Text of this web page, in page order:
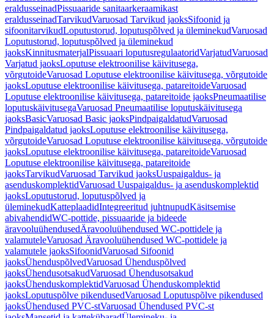
eraldusseinadPissuaaride sanitaarkeraamikast
eraldusseinadTarvikudVaruosad Tarvikud jaoksSifoonid ja
sifoonitarvikudLoputustorud, loputuspõlved ja üleminekudVaruosad
Loputustorud, loputuspõlved ja üleminekud
jaoksKinnitusmaterjalPissuaari loputusregulaatoridVarjatudVaruosad
Varjatud jaoksLoputuse elektroonilise käivitusega,
võrgutoideVaruosad Loputuse elektroonilise käivitusega, võrgutoide
jaoksLoputuse elektroonilise käivitusega, patareitoideVaruosad
Loputuse elektroonilise käivitusega, patareitoide jaoksPneumaatilise
loputuskäivitusegaVaruosad Pneumaatilise loputuskäivitusega
jaoksBasicVaruosad Basic jaoksPindpaigaldatudVaruosad
Pindpaigaldatud jaoksLoputuse elektroonilise käivitusega,
võrgutoideVaruosad Loputuse elektroonilise käivitusega, võrgutoide
jaoksLoputuse elektroonilise käivitusega, patareitoideVaruosad
Loputuse elektroonilise käivitusega, patareitoide
jaoksTarvikudVaruosad Tarvikud jaoksUuspaigaldus- ja
asenduskomplektidVaruosad Uuspaigaldus- ja asenduskomplektid
jaoksLoputustorud, loputuspõlved ja
üleminekudKatteplaadidIntegreeritud juhtnupudKäsitsemise
abivahendidWC-pottide, pissuaaride ja bideede
äravooluühendusedÄravooluühendused WC-pottidele ja
valamuteleVaruosad Äravooluühendused WC-pottidele ja
valamutele jaoksSifoonidVaruosad Sifoonid
jaoksÜhenduspõlvedVaruosad Ühenduspõlved
jaoksÜhendusotsakudVaruosad Ühendusotsakud
jaoksÜhenduskomplektidVaruosad Ühenduskomplektid
jaoksLoputuspõlve pikendusedVaruosad Loputuspõlve pikendused
jaoksÜhendused PVC-stVaruosad Ühendused PVC-st